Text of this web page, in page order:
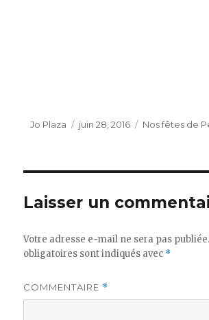
Auteur
Jo Plaza
Publié
juin 28, 2016 Catégories
Nos fêtes de
Laisser un
Votre adresse e-mail ne sera pas publiée.
obligatoires sont indiqués avec *
COMMENTAIRE *